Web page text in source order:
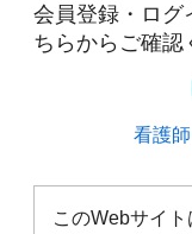
会員登録・ログ
ちらからご確認
看護
このWebサイト